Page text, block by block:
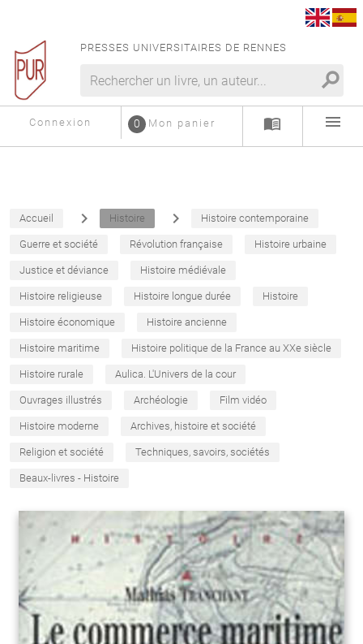
PRESSES UNIVERSITAIRES DE RENNES
search
Connexion Mon panier
0 menu_book menu
Accueil navigate_next Histoire navigate_next Histoire contemporaine
Guerre et société Révolution française Histoire urbaine
Justice et déviance Histoire médiévale
Histoire religieuse Histoire longue durée Histoire
Histoire économique Histoire ancienne
Histoire maritime Histoire politique de la France au XXe siècle
Histoire rurale Aulica. L'Univers de la cour
Ouvrages illustrés Archéologie Film vidéo
Histoire moderne Archives, histoire et société
Religion et société Techniques, savoirs, sociétés
Beaux-livres - Histoire